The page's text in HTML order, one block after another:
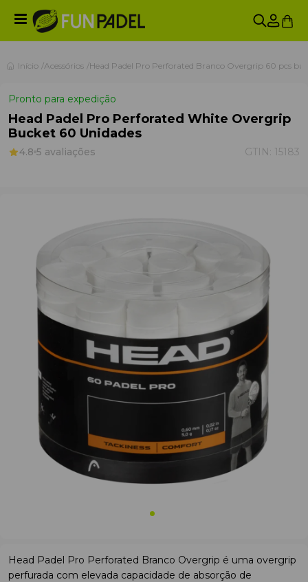
Início Acessórios Head Padel Pro Perforated Branco Overgrip 60 pcs
Pronto para expedição
Head Padel Pro Perforated White Overgrip
Bucket 60 Unidades
4.8 5 avaliações GTIN: 15183
Head Padel Pro Perforated Branco Overgrip é uma overgrip
perfurada com elevada capacidade de absorção de